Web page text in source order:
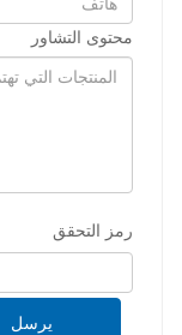
محتوى التشاور
رمز التحقق
يرسل